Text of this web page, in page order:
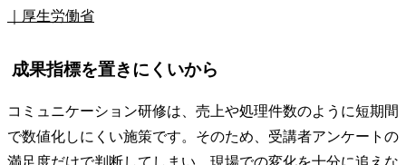
｜厚生労働省
成果指標を置きにくいから
コミュニケーション研修は、売上や処理件数のように短期間
で数値化しにくい施策です。そのため、受講者アンケートの
満足度だけで判断してしまい、現場での変化を十分に追えな